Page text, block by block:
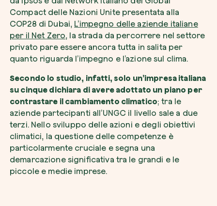
Compact delle Nazioni Unite presentata alla
COP28 di Dubai, L’impegno delle aziende italiane
per il Net Zero, la strada da percorrere nel settore
privato pare essere ancora tutta in salita per
quanto riguarda l’impegno e l’azione sul clima.
Secondo lo studio, infatti, solo un’impresa italiana
su cinque dichiara di avere adottato un piano per
contrastare il cambiamento climatico; tra le
aziende partecipanti all’UNGC il livello sale a due
terzi. Nello sviluppo delle azioni e degli obiettivi
climatici, la questione delle competenze è
particolarmente cruciale e segna una
demarcazione significativa tra le grandi e le
piccole e medie imprese.